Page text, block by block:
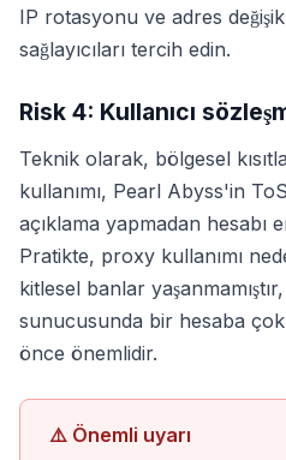
IP rotasyonu ve adres
sağlayıcıları tercih edin.
Risk 4: Kullanıcı
Teknik olarak, bölgesel
kullanımı, Pearl Abyss'in
açıklama yapmadan hesabı
Pratikte, proxy kullanımı
kitlesel banlar
sunucusunda bir hesaba
önce önemlidir.
⚠️ Önemli uyarı